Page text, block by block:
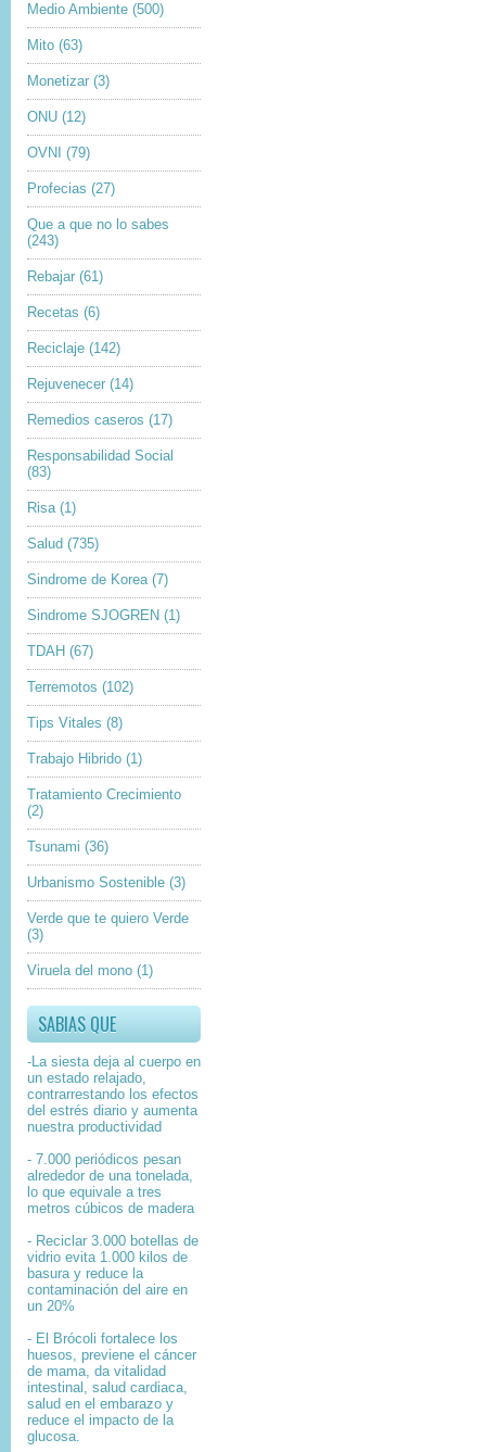
Medio Ambiente (500)
Mito (63)
Monetizar (3)
ONU (12)
OVNI (79)
Profecias (27)
Que a que no lo sabes
(243)
Rebajar (61)
Recetas (6)
Reciclaje (142)
Rejuvenecer (14)
Remedios caseros (17)
Responsabilidad Social
(83)
Risa (1)
Salud (735)
Sindrome de Korea (7)
Sindrome SJOGREN (1)
TDAH (67)
Terremotos (102)
Tips Vitales (8)
Trabajo Hibrido (1)
Tratamiento Crecimiento
(2)
Tsunami (36)
Urbanismo Sostenible (3)
Verde que te quiero Verde
(3)
Viruela del mono (1)
SABIAS QUE
-La siesta deja al cuerpo en
un estado relajado,
contrarrestando los efectos
del estrés diario y aumenta
nuestra productividad
- 7.000 periódicos pesan
alrededor de una tonelada,
lo que equivale a tres
metros cúbicos de madera
- Reciclar 3.000 botellas de
vidrio evita 1.000 kilos de
basura y reduce la
contaminación del aire en
un 20%
- El Brócoli fortalece los
huesos, previene el cáncer
de mama, da vitalidad
intestinal, salud cardiaca,
salud en el embarazo y
reduce el impacto de la
glucosa.